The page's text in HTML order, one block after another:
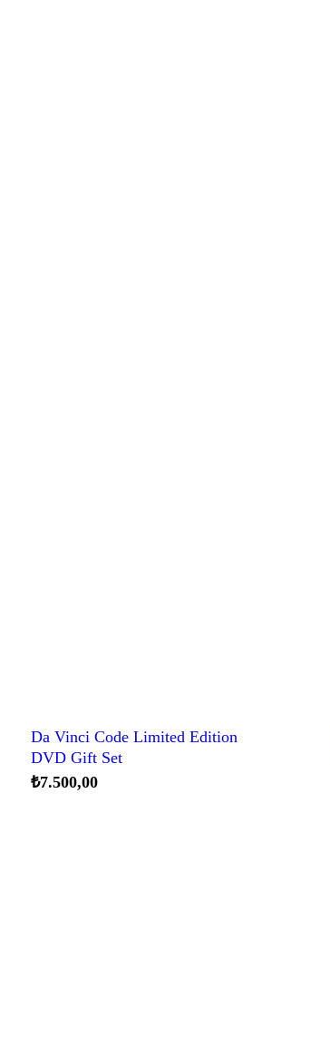
Da Vinci Code Limited Edition
DVD Gift Set
₺7.500,00